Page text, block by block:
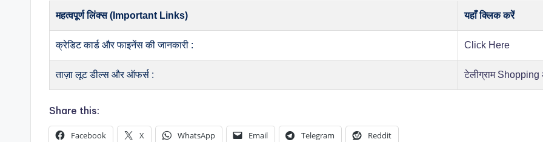
महत्वपूर्ण लिंक्स (Important Links) यहाँ क्लिक करें
क्रेडिट कार्ड और फाइनेंस की जानकारी : Click Here
ताज़ा लूट डील्स और ऑफर्स : टेलीग्राम
Share this:
Facebook X WhatsApp Email Telegram Reddit